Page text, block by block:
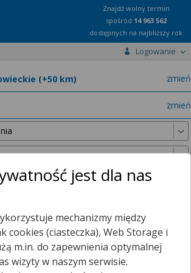
Znajdź wolny termin
spośród 14 963 562
dostępnych na najbliższy rok
Logowanie
zmień
zmień
lekarzy w promieniu25 km , dlatego
wyszukiwania do
50 km
jest dla nas
mechanizmy między
cookies (ciasteczka), Web Storage i
m.in. do zapewnienia optymalnej
wizyty w naszym serwisie.